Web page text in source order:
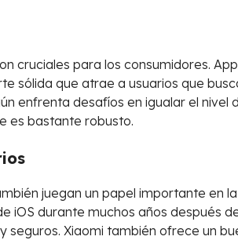
cruciales para los consumidores.
que atrae a usuarios que
enfrenta desafíos en igualar el
es bastante robusto.
juegan un papel importante en
durante muchos años después
Xiaomi también ofrece un